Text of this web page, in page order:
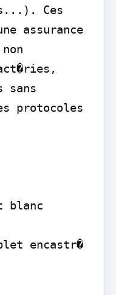
Ces
assurance
sans
protocoles
blanc
encastr�